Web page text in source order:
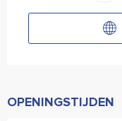
OPENINGSTIJDEN